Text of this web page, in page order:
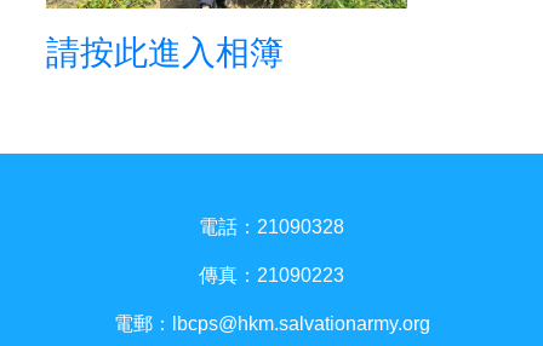
請按此進入相簿
電話：21090328
傳真：21090223
電郵： lbcps@hkm.salvationarmy.org